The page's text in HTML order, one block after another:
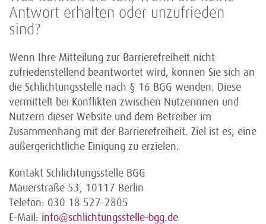
Antwort erhalten oder unzufrieden
sind?
Wenn Ihre Mitteilung zur Barrierefreiheit nicht
zufriedenstellend beantwortet wird, können Sie sich an
die Schlichtungsstelle nach § 16 BGG wenden. Diese
vermittelt bei Konflikten zwischen Nutzerinnen und
Nutzern dieser Website und dem Betreiber im
Zusammenhang mit der Barrierefreiheit. Ziel ist es, eine
außergerichtliche Einigung zu erzielen.
Kontakt Schlichtungsstelle BGG
Mauerstraße 53, 10117 Berlin
Telefon: 030 18 527-2805
E-Mail: info@schlichtungsstelle-bgg.de